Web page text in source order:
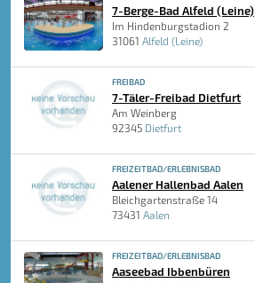
7-Berge-Bad Alfeld (Leine)
Im Hindenburgstadion 2
31061 Alfeld (Leine)
FREIBAD
7-Täler-Freibad Dietfurt
Am Weinberg
92345 Dietfurt
FREIZEITBAD/ERLEBNISBAD
Aalener Hallenbad Aalen
Bleichgartenstraße 14
73431 Aalen
FREIZEITBAD/ERLEBNISBAD
Aaseebad Ibbenbüren